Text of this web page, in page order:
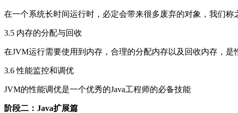
在一个系统长时间运行时，必定会带来很多废弃的对象，我们称
3.5 内存的分配与回收
在JVM运行需要使用到内存，合理的分配内存以及回收内存，是
3.6 性能监控和调优
JVM的性能调优是一个优秀的Java工程师的必备技能
阶段二：Java扩展篇